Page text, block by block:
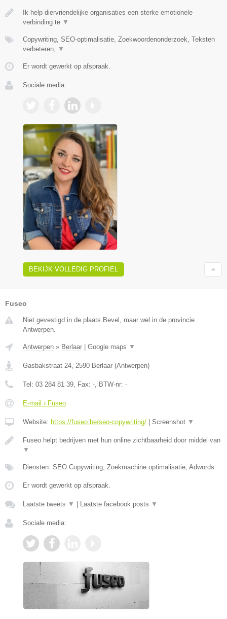
Ik help diervriendelijke organisaties een sterke emotionele
verbinding te ▼
Copywriting, SEO-optimalisatie, Zoekwoordenonderzoek, Teksten
verbeteren, ▼
Er wordt gewerkt op afspraak.
Sociale media:
BEKIJK VOLLEDIG PROFIEL
Fuseo
Niet gevestigd in de plaats Bevel, maar wel in de provincie
Antwerpen.
Antwerpen » Berlaar Google maps ▼
Gasbakstraat 24, 2590 Berlaar (Antwerpen)
Tel: 03 284 81 39, Fax: -, BTW-nr: -
E-mail › Fuseo
Website: https://fuseo.be/seo-copywriting/ Screenshot ▼
Fuseo helpt bedrijven met hun online zichtbaarheid door middel van
▼
Diensten: SEO Copywriting, Zoekmachine optimalisatie, Adwords
Er wordt gewerkt op afspraak.
Laatste tweets ▼ Laatste facebook posts ▼
Sociale media: